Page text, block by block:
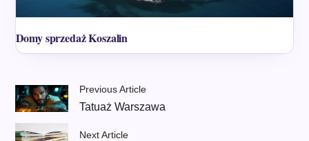
Domy sprzedaż Koszalin
Previous Article
Tatuaż Warszawa
Next Article